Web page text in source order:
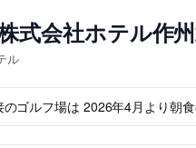
式会社ホテル作
ル
のゴルフ場は 2026年4月より朝食